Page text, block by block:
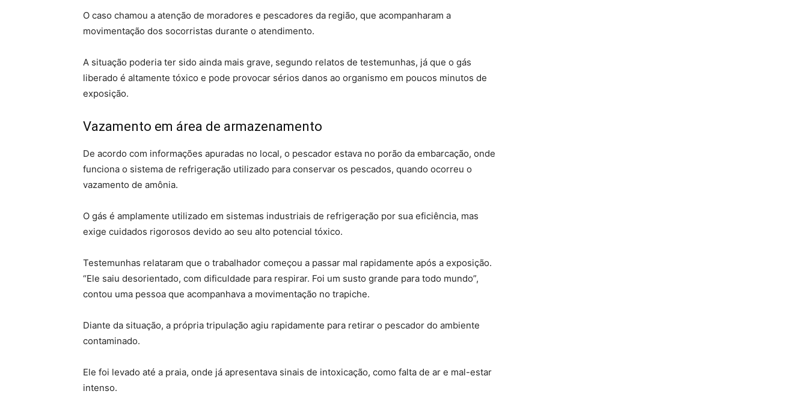
O caso chamou a atenção de moradores e pescadores da região, que acompanharam a
movimentação dos socorristas durante o atendimento.
A situação poderia ter sido ainda mais grave, segundo relatos de testemunhas, já que o gás
liberado é altamente tóxico e pode provocar sérios danos ao organismo em poucos minutos de
exposição.
Vazamento em área de armazenamento
De acordo com informações apuradas no local, o pescador estava no porão da embarcação, onde
funciona o sistema de refrigeração utilizado para conservar os pescados, quando ocorreu o
vazamento de amônia.
O gás é amplamente utilizado em sistemas industriais de refrigeração por sua eficiência, mas
exige cuidados rigorosos devido ao seu alto potencial tóxico.
Testemunhas relataram que o trabalhador começou a passar mal rapidamente após a exposição.
“Ele saiu desorientado, com dificuldade para respirar. Foi um susto grande para todo mundo”,
contou uma pessoa que acompanhava a movimentação no trapiche.
Diante da situação, a própria tripulação agiu rapidamente para retirar o pescador do ambiente
contaminado.
Ele foi levado até a praia, onde já apresentava sinais de intoxicação, como falta de ar e mal-estar
intenso.